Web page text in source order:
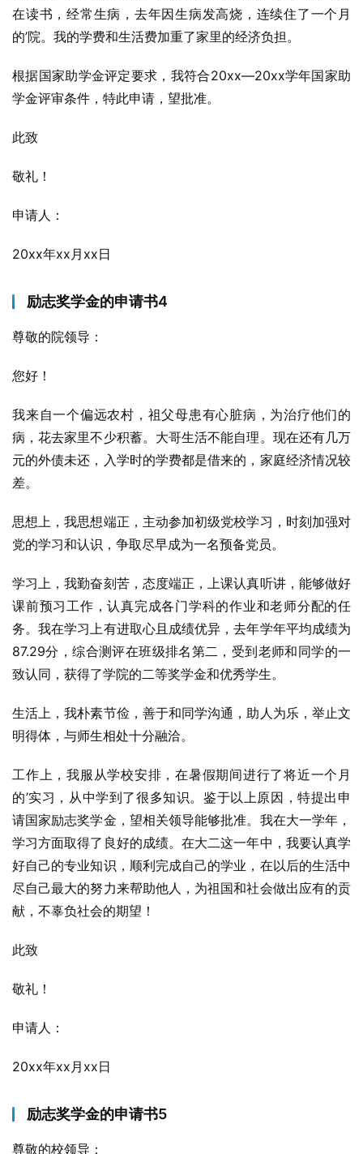
在读书，经常生病，去年因生病发高烧，连续住了一个月
的’院。我的学费和生活费加重了家里的经济负担。
根据国家助学金评定要求，我符合20xx—20xx学年国家助
学金评审条件，特此申请，望批准。
此致
敬礼！
申请人：
20xx年xx月xx日
励志奖学金的申请书4
尊敬的院领导：
您好！
我来自一个偏远农村，祖父母患有心脏病，为治疗他们的
病，花去家里不少积蓄。大哥生活不能自理。现在还有几万
元的外债未还，入学时的学费都是借来的，家庭经济情况较
差。
思想上，我思想端正，主动参加初级党校学习，时刻加强对
党的学习和认识，争取尽早成为一名预备党员。
学习上，我勤奋刻苦，态度端正，上课认真听讲，能够做好
课前预习工作，认真完成各门学科的作业和老师分配的任
务。我在学习上有进取心且成绩优异，去年学年平均成绩为
87.29分，综合测评在班级排名第二，受到老师和同学的一
致认同，获得了学院的二等奖学金和优秀学生。
生活上，我朴素节俭，善于和同学沟通，助人为乐，举止文
明得体，与师生相处十分融洽。
工作上，我服从学校安排，在暑假期间进行了将近一个月
的’实习，从中学到了很多知识。鉴于以上原因，特提出申
请国家励志奖学金，望相关领导能够批准。我在大一学年，
学习方面取得了良好的成绩。在大二这一年中，我要认真学
好自己的专业知识，顺利完成自己的学业，在以后的生活中
尽自己最大的努力来帮助他人，为祖国和社会做出应有的贡
献，不辜负社会的期望！
此致
敬礼！
申请人：
20xx年xx月xx日
励志奖学金的申请书5
尊敬的校领导：